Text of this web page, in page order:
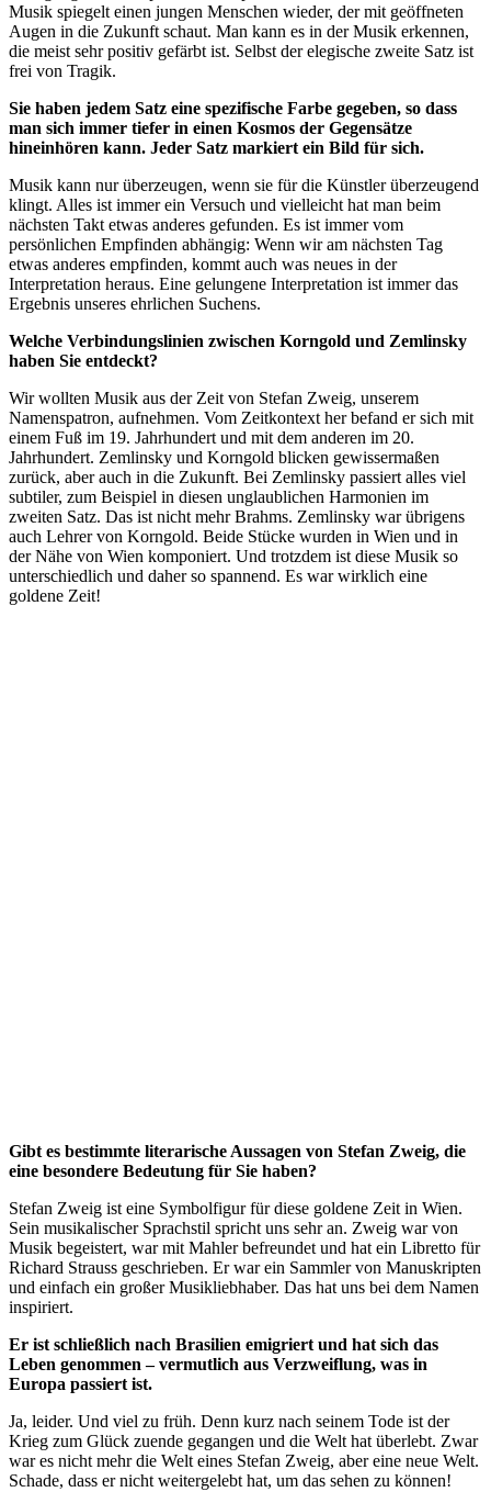
Musik spiegelt einen jungen Menschen wieder, der mit geöffneten
Augen in die Zukunft schaut. Man kann es in der Musik erkennen,
die meist sehr positiv gefärbt ist. Selbst der elegische zweite Satz ist
frei von Tragik.
Sie haben jedem Satz eine spezifische Farbe gegeben, so dass
man sich immer tiefer in einen Kosmos der Gegensätze
hineinhören kann. Jeder Satz markiert ein Bild für sich.
Musik kann nur überzeugen, wenn sie für die Künstler überzeugend
klingt. Alles ist immer ein Versuch und vielleicht hat man beim
nächsten Takt etwas anderes gefunden. Es ist immer vom
persönlichen Empfinden abhängig: Wenn wir am nächsten Tag
etwas anderes empfinden, kommt auch was neues in der
Interpretation heraus. Eine gelungene Interpretation ist immer das
Ergebnis unseres ehrlichen Suchens.
Welche Verbindungslinien zwischen Korngold und Zemlinsky
haben Sie entdeckt?
Wir wollten Musik aus der Zeit von Stefan Zweig, unserem
Namenspatron, aufnehmen. Vom Zeitkontext her befand er sich mit
einem Fuß im 19. Jahrhundert und mit dem anderen im 20.
Jahrhundert. Zemlinsky und Korngold blicken gewissermaßen
zurück, aber auch in die Zukunft. Bei Zemlinsky passiert alles viel
subtiler, zum Beispiel in diesen unglaublichen Harmonien im
zweiten Satz. Das ist nicht mehr Brahms. Zemlinsky war übrigens
auch Lehrer von Korngold. Beide Stücke wurden in Wien und in
der Nähe von Wien komponiert. Und trotzdem ist diese Musik so
unterschiedlich und daher so spannend. Es war wirklich eine
goldene Zeit!
Gibt es bestimmte literarische Aussagen von Stefan Zweig, die
eine besondere Bedeutung für Sie haben?
Stefan Zweig ist eine Symbolfigur für diese goldene Zeit in Wien.
Sein musikalischer Sprachstil spricht uns sehr an. Zweig war von
Musik begeistert, war mit Mahler befreundet und hat ein Libretto für
Richard Strauss geschrieben. Er war ein Sammler von Manuskripten
und einfach ein großer Musikliebhaber. Das hat uns bei dem Namen
inspiriert.
Er ist schließlich nach Brasilien emigriert und hat sich das
Leben genommen – vermutlich aus Verzweiflung, was in
Europa passiert ist.
Ja, leider. Und viel zu früh. Denn kurz nach seinem Tode ist der
Krieg zum Glück zuende gegangen und die Welt hat überlebt. Zwar
war es nicht mehr die Welt eines Stefan Zweig, aber eine neue Welt.
Schade, dass er nicht weitergelebt hat, um das sehen zu können!